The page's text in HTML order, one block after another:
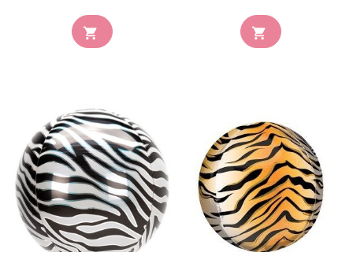
 
favorite_border favorite_border